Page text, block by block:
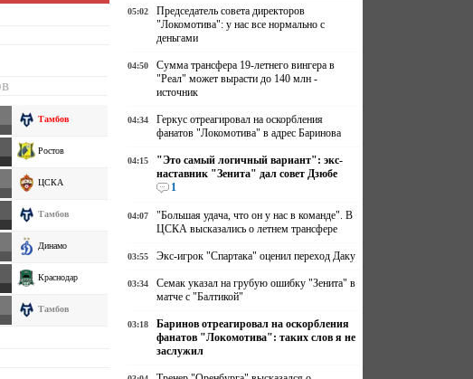
Тамбов
Ростов
ЦСКА
Тамбов
Динамо
Краснодар
Тамбов
05:02
Председатель совета директоров
"Локомотива": у нас все нормально с
деньгами
04:50
Сумма трансфера 19-летнего вингера в
"Реал" может вырасти до 140 млн -
источник
04:34
Геркус отреагировал на оскорбления
фанатов "Локомотива" в адрес Баринова
04:15
"Это самый логичный вариант": экс-
наставник "Зенита" дал совет Дзюбе
1
04:07
"Большая удача, что он у нас в команде". В
ЦСКА высказались о летнем трансфере
03:55 Экс-игрок "Спартака" оценил переход Даку
03:34
Семак указал на грубую ошибку "Зенита" в
матче с "Балтикой"
03:18
Баринов отреагировал на оскорбления
фанатов "Локомотива": таких слов я не
заслужил